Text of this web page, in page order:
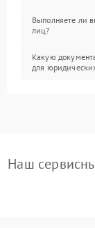
Выполняете ли
лиц?
Какую
для
Наш